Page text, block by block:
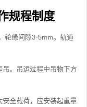
规程制度
轮缘间隙3-5mm。轨道
。吊运过程中吊物下方
安全载荷，应安装起重量